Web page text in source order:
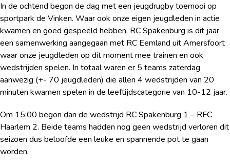
In de ochtend begon de dag met een jeugdrugby toernooi op
sportpark de Vinken. Waar ook onze eigen jeugdleden in actie
kwamen en goed gespeeld hebben. RC Spakenburg is dit jaar
een samenwerking aangegaan met RC Eemland uit Amersfoort
waar onze jeugdleden op dit moment mee trainen en ook
wedstrijden spelen. In totaal waren er 5 teams zaterdag
aanwezig (+- 70 jeugdleden) die allen 4 wedstrijden van 20
minuten kwamen spelen in de leeftijdscategorie van 10-12 jaar.
Om 15:00 begon dan de wedstrijd RC Spakenburg 1 – RFC
Haarlem 2. Beide teams hadden nog geen wedstrijd verloren dit
seizoen dus beloofde een leuke en spannende pot te gaan
worden.